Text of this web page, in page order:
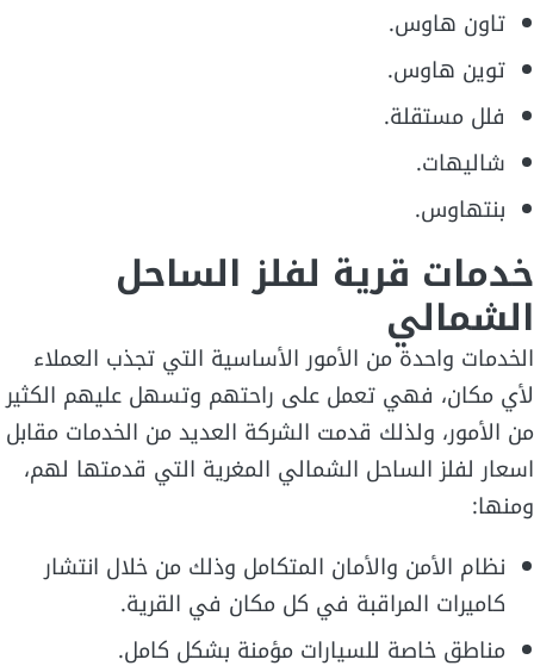
تاون هاوس.
توين هاوس.
فلل مستقلة.
شاليهات.
بنتهاوس.
خدمات قرية لفلز الساحل
الشمالي
الخدمات واحدة من الأمور الأساسية التي تجذب العملاء
لأي مكان، فهي تعمل على راحتهم وتسهل عليهم الكثير
من الأمور، ولذلك قدمت الشركة العديد من الخدمات مقابل
اسعار لفلز الساحل الشمالي المغرية التي قدمتها لهم،
ومنها:
نظام الأمن والأمان المتكامل وذلك من خلال انتشار
كاميرات المراقبة في كل مكان في القرية.
مناطق خاصة للسيارات مؤمنة بشكل كامل.